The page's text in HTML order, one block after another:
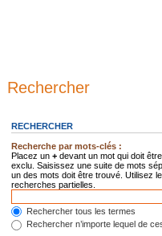
Rechercher
RECHERCHER
Recherche par mots-clés :
Placez un + devant un mot qui doit
exclu. Saisissez une suite de mots
un des mots doit être trouvé. Utilisez
recherches partielles.
Rechercher tous les termes
Rechercher n’importe lequel de